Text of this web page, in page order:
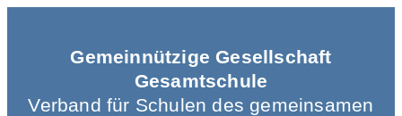
Gemeinnützige Gesellschaft
Gesamtschule
Verband für Schulen des gemeinsamen